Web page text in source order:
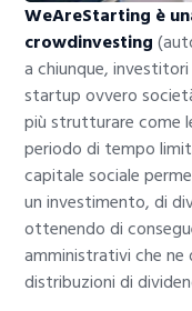
WeAreStarting è
crowdinvesting
a chiunque,
startup ovvero
più strutturare come
periodo di tempo
capitale sociale
un investimento, di
ottenendo di
amministrativi che ne
distribuzioni di